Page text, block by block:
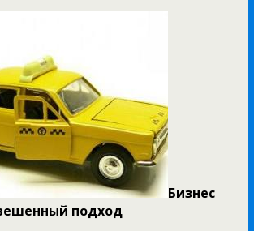
Бизнес
подход